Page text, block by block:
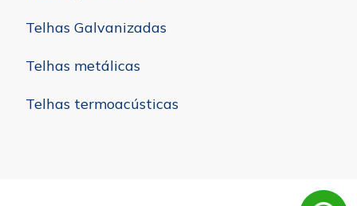
Telhas Galvanizadas
Telhas metálicas
Telhas termoacústicas